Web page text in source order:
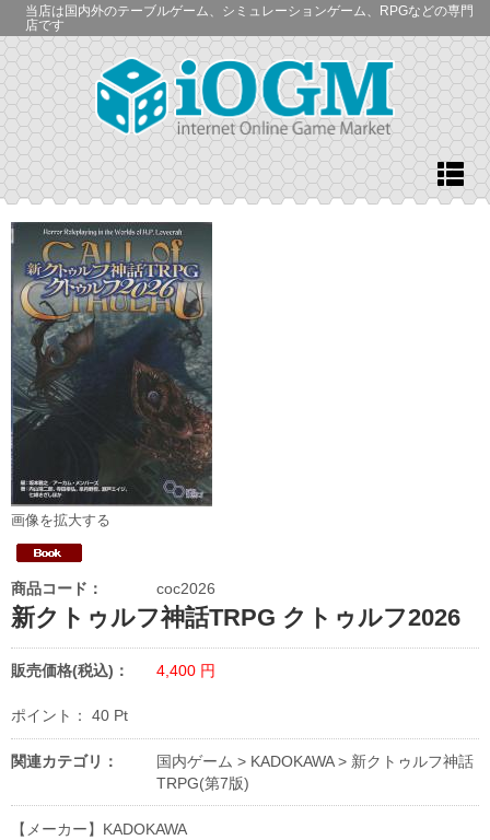
当店は国内外のテーブルゲーム、シミュレーションゲーム、RPGなどの専門
店です
画像を拡大する
商品コード： coc2026
新クトゥルフ神話TRPG クトゥルフ2026
販売価格(税込)： 4,400 円
ポイント： 40 Pt
関連カテゴリ： 国内ゲーム > KADOKAWA> 新クトゥルフ神話
TRPG(第7版)
【メーカー】KADOKAWA